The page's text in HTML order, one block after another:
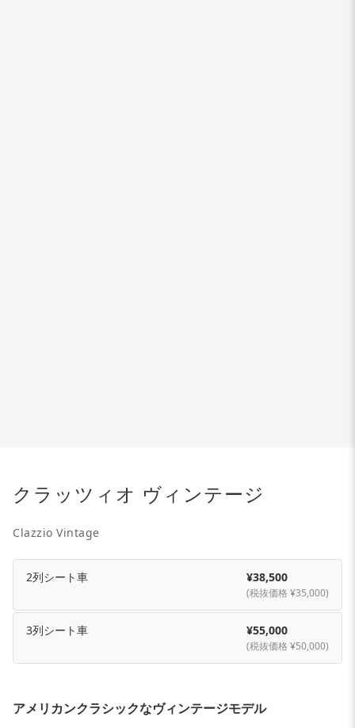
クラッツィオ ヴィンテージ
Clazzio Vintage
2列シート車 ¥38,500
(税抜価格 ¥35,000)
3列シート車 ¥55,000
(税抜価格 ¥50,000)
アメリカンクラシックなヴィンテージモデル